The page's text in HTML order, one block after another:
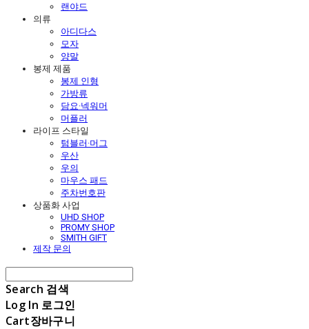
랜야드
의류
아디다스
모자
양말
봉제 제품
봉제 인형
가방류
담요·넥워머
머플러
라이프 스타일
텀블러·머그
우산
우의
마우스 패드
주차번호판
상품화 사업
UHD SHOP
PROMY SHOP
SMITH GIFT
제작 문의
Search 검색
Log In 로그인
Cart장바구니